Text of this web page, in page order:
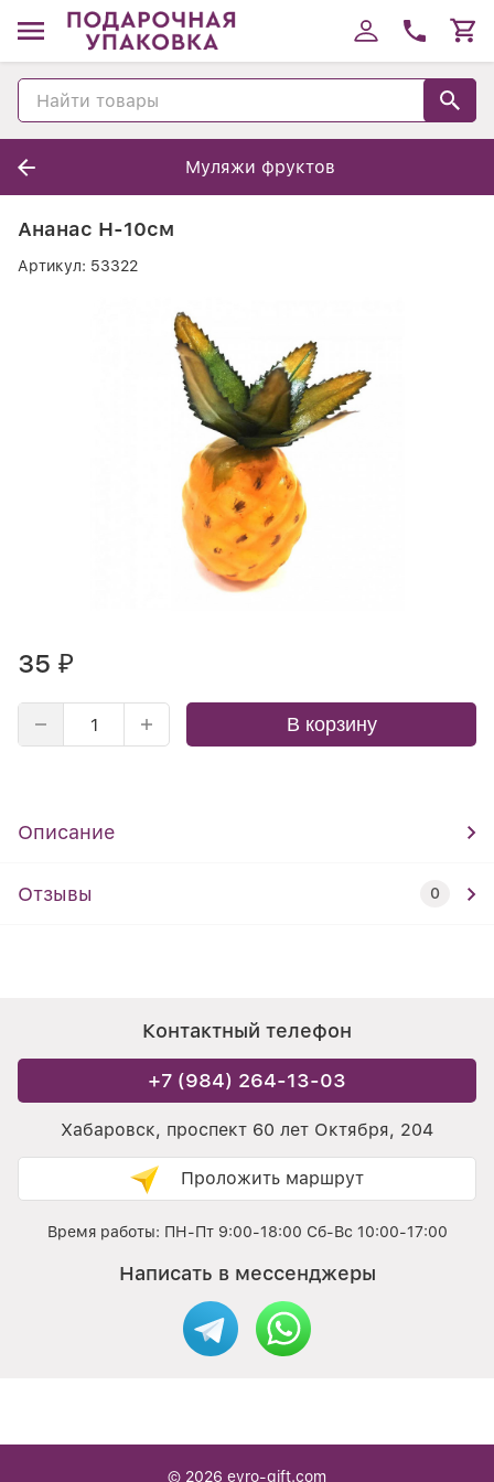
Муляжи фруктов
Ананас Н-10см
Артикул: 53322
35 ₽
В корзину
Описание
Отзывы 0
Контактный телефон
+7 (984) 264-13-03
Хабаровск, проспект 60 лет Октября, 204
Проложить маршрут
Время работы: ПН-Пт 9:00-18:00 Сб-Вс 10:00-17:00
Написать в мессенджеры
© 2026 evro-gift.com